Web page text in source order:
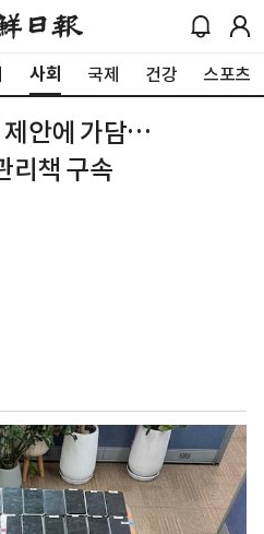
사회 국제 건강 스포츠
제안에 가담…
리책 구속